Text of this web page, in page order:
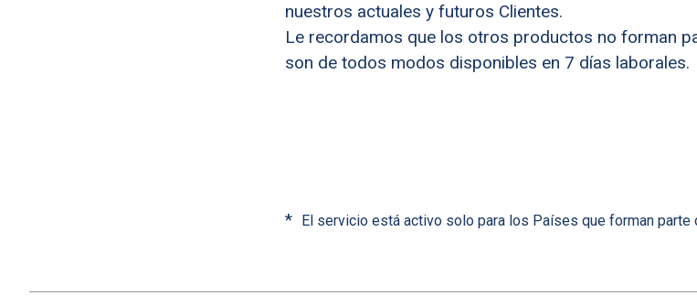
nuestros actuales y futuros Clientes.
Le recordamos que los otros productos no forman
son de todos modos disponibles en 7 días laborales.
* El servicio está activo solo para los Países que forman parte